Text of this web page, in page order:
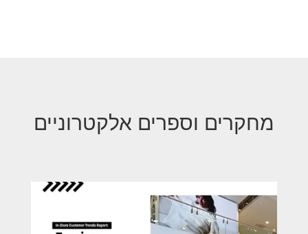
מחקרים וספרים אלקטרוניים